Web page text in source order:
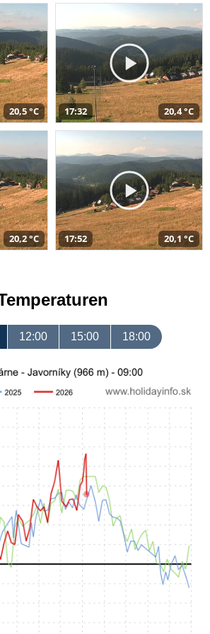
20,5 °C 17:32 20,4 °C
20,2 °C 17:52 20,1 °C
12:00 15:00 18:00